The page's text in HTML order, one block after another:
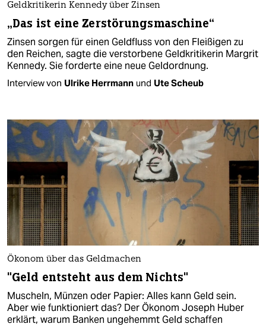
Geldkritikerin Kennedy über Zinsen
„Das ist eine Zerstörungsmaschine“
Zinsen sorgen für einen Geldfluss von den Fleißigen zu
den Reichen, sagte die verstorbene Geldkritikerin Margrit
Kennedy. Sie forderte eine neue Geldordnung.
Interview von Ulrike Herrmann und Ute Scheub
Ökonom über das Geldmachen
"Geld entsteht aus dem Nichts"
Muscheln, Münzen oder Papier: Alles kann Geld sein.
Aber wie funktioniert das? Der Ökonom Joseph Huber
erklärt, warum Banken ungehemmt Geld schaffen